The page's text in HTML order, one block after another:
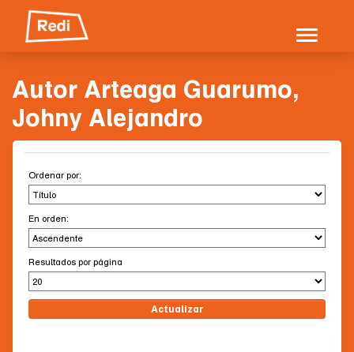
navigation
Autor Arteaga Guarumo,
Johny Alejandro
Ordenar por:
En orden:
Resultados por página